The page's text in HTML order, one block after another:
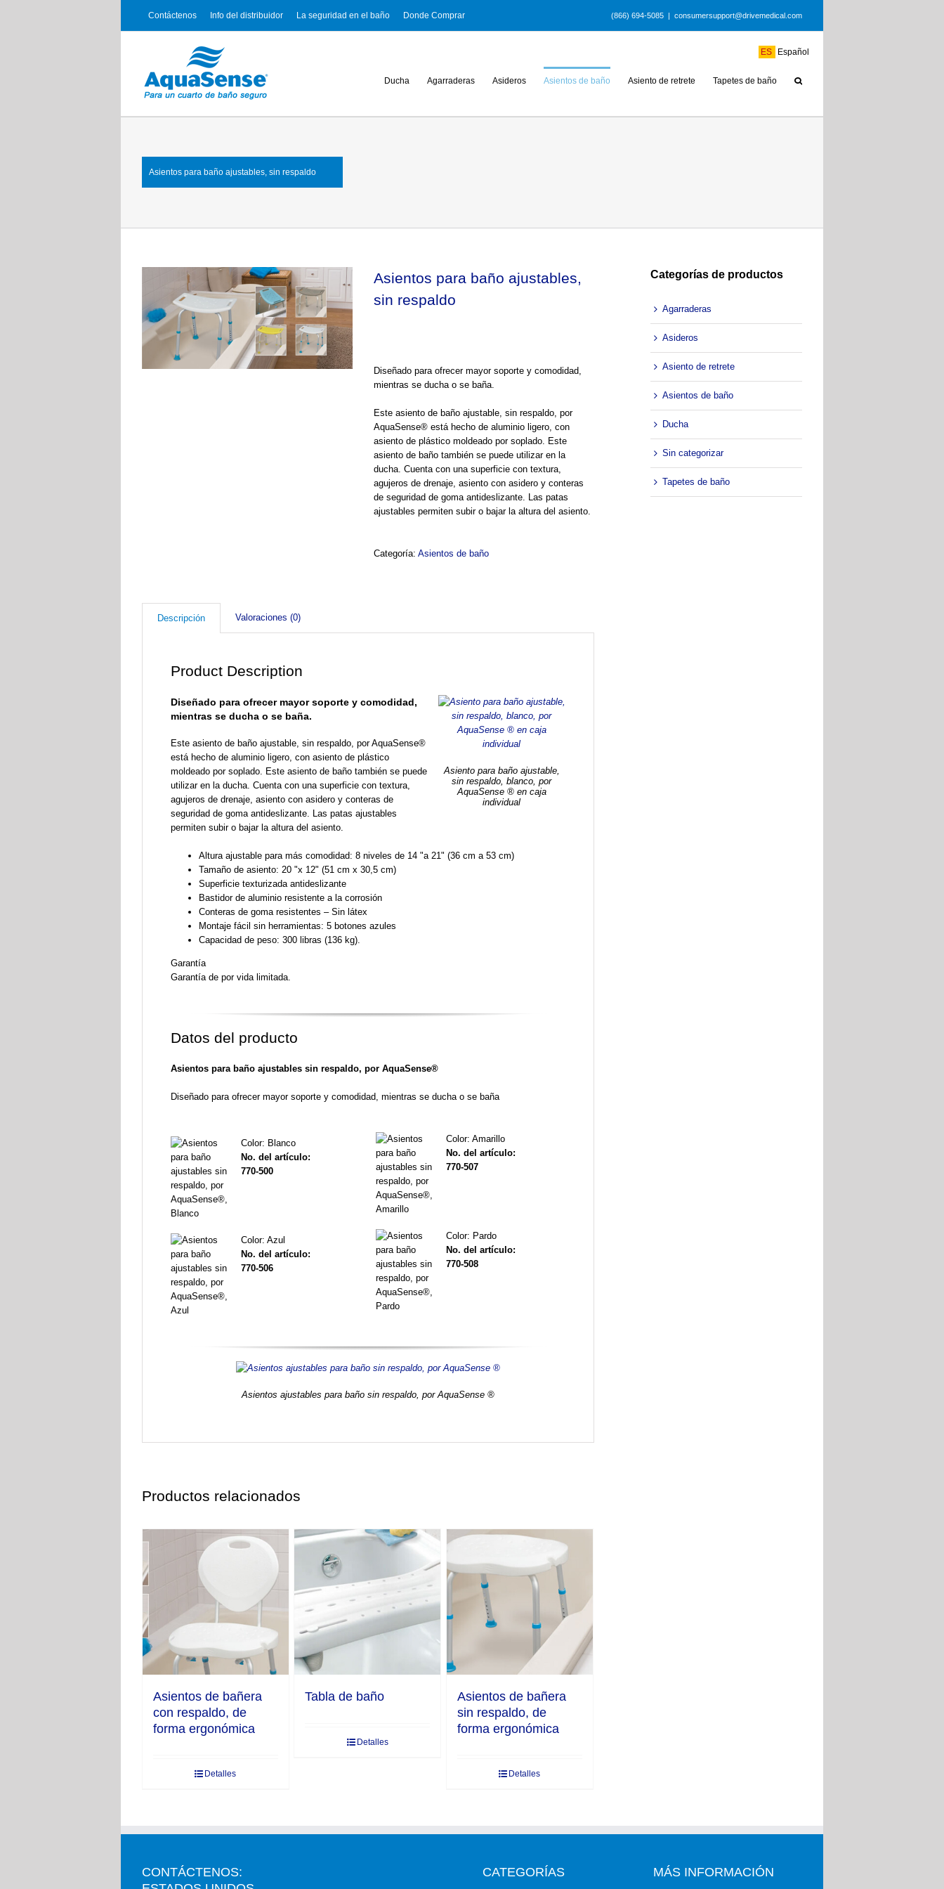
ES Español
Contáctenos Info del distribuidor La seguridad en el baño Donde Comprar (866) 694-5085 | consumersupport@drivemedical.com
Ducha Agarraderas Asideros Asientos de baño Asiento de retrete Tapetes de baño
Asientos para baño ajustables, sin respaldo
Asientos para baño ajustables,
sin respaldo
Diseñado para ofrecer mayor soporte y comodidad,
mientras se ducha o se baña.
Este asiento de baño ajustable, sin respaldo, por
AquaSense® está hecho de aluminio ligero, con
asiento de plástico moldeado por soplado. Este
asiento de baño también se puede utilizar en la
ducha. Cuenta con una superficie con textura,
agujeros de drenaje, asiento con asidero y conteras
de seguridad de goma antideslizante. Las patas
ajustables permiten subir o bajar la altura del asiento.
Categoría: Asientos de baño
Descripción Valoraciones (0)
Product Description
Asiento para baño ajustable,
sin respaldo, blanco, por
AquaSense ® en caja
individual
Diseñado para ofrecer mayor soporte y comodidad,
mientras se ducha o se baña.
Este asiento de baño ajustable, sin respaldo, por AquaSense®
está hecho de aluminio ligero, con asiento de plástico
moldeado por soplado. Este asiento de baño también se puede
utilizar en la ducha. Cuenta con una superficie con textura,
agujeros de drenaje, asiento con asidero y conteras de
seguridad de goma antideslizante. Las patas ajustables
permiten subir o bajar la altura del asiento.
Altura ajustable para más comodidad: 8 niveles de 14 "a 21" (36 cm a 53 cm)
Tamaño de asiento: 20 "x 12" (51 cm x 30,5 cm)
Superficie texturizada antideslizante
Bastidor de aluminio resistente a la corrosión
Conteras de goma resistentes – Sin látex
Montaje fácil sin herramientas: 5 botones azules
Capacidad de peso: 300 libras (136 kg).
Garantía
Garantía de por vida limitada.
Datos del producto
Asientos para baño ajustables sin respaldo, por AquaSense®
Diseñado para ofrecer mayor soporte y comodidad, mientras se ducha o se baña
Color: Blanco
No. del artículo:
770-500
Color: Azul
No. del artículo:
770-506
Color: Amarillo
No. del artículo:
770-507
Color: Pardo
No. del artículo:
770-508
Asientos ajustables para baño sin respaldo, por AquaSense ®
Productos relacionados
Asientos de bañera
con respaldo, de
forma ergonómica
Detalles
Tabla de baño
Detalles
Asientos de bañera
sin respaldo, de
forma ergonómica
Detalles
Categorías de productos
Agarraderas
Asideros
Asiento de retrete
Asientos de baño
Ducha
Sin categorizar
Tapetes de baño
CONTÁCTENOS:
CATEGORÍAS MÁS INFORMACIÓN